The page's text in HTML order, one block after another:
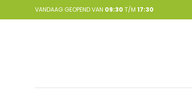
VANDAAG GEOPEND VAN 09:30 T/M 17:30